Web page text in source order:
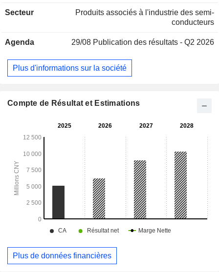
logiques, les puces de mémoire flash, les puces de mémoire
vive dynamique (DRAM) et d'autres domaines. La société
maintenance des équipements, ainsi que d'autres activités.
marchés nationaux et internationaux.
Secteur
Produits associés à l'industrie des semi-
conducteurs
Agenda 29/08 Publication des résultats - Q2 2026
Plus d'informations sur la société
Compte de Résultat et Estimations
Plus de données financières